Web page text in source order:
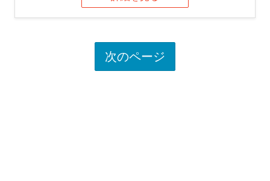
次のページ